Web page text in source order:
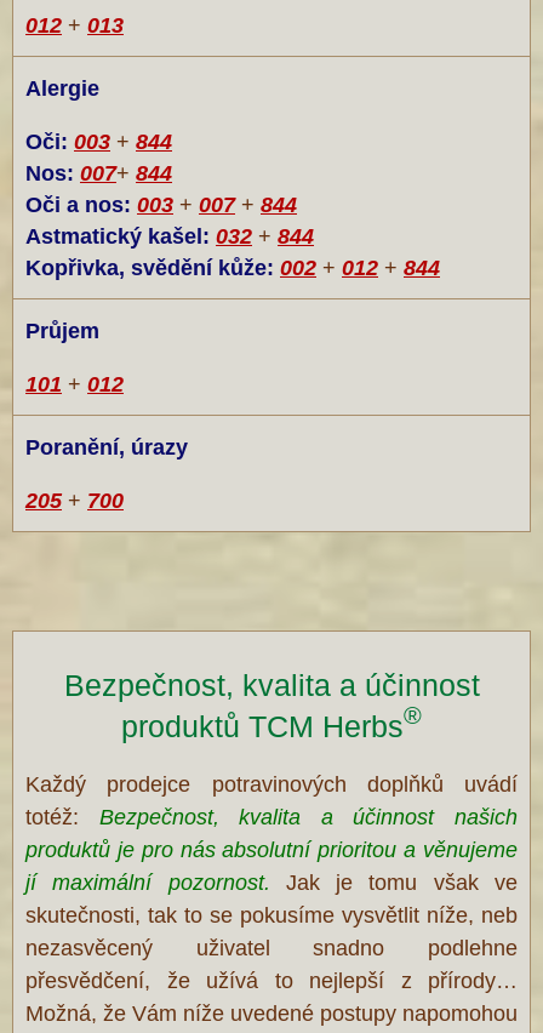
012 + 013
Alergie
Oči: 003 + 844
Nos: 007+ 844
Oči a nos: 003 + 007 + 844
Astmatický kašel: 032 + 844
Kopřivka, svědění kůže: 002 + 012 + 844
Průjem
101 + 012
Poranění, úrazy
205 + 700
Bezpečnost, kvalita a účinnost
produktů TCM Herbs®
Každý prodejce potravinových doplňků uvádí
totéž: Bezpečnost, kvalita a účinnost našich
produktů je pro nás absolutní prioritou a věnujeme
jí maximální pozornost. Jak je tomu však ve
skutečnosti, tak to se pokusíme vysvětlit níže, neb
nezasvěcený uživatel snadno podlehne
přesvědčení, že užívá to nejlepší z přírody…
Možná, že Vám níže uvedené postupy napomohou